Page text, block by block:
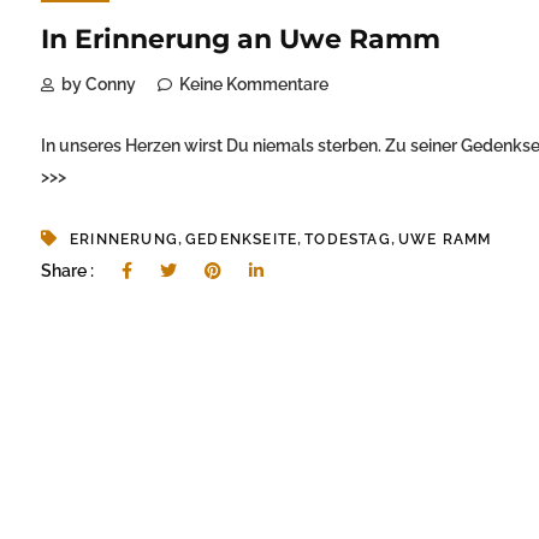
In Erinnerung an Uwe Ramm
by Conny Keine Kommentare
In unseres Herzen wirst Du niemals sterben. Zu seiner
>>>
ERINNERUNG, GEDENKSEITE,TODESTAG, UWE RAMM
Share :